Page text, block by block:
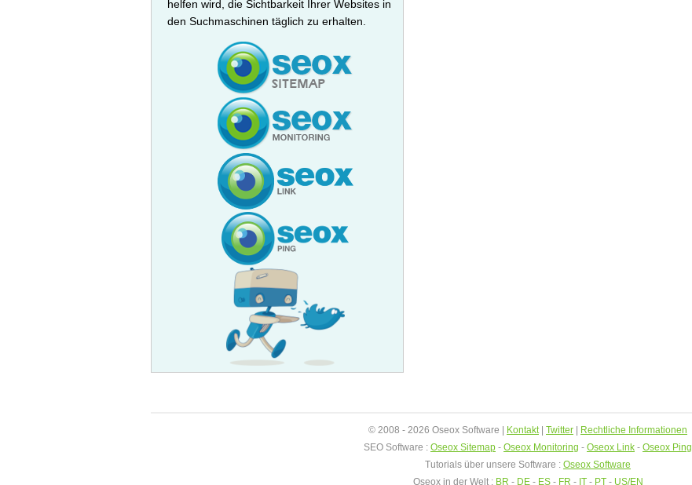
helfen wird, die Sichtbarkeit Ihrer Websites in
den Suchmaschinen täglich zu erhalten.
© 2008 - 2026 Oseox Software | Kontakt| Twitter
Rechtliche Informationen
SEO Software : Oseox Sitemap - Oseox Monitoring - Oseox Link - Oseox Ping
Tutorials über unsere Software : Oseox Software
Oseox in der Welt : BR - DE- ES- FR - IT- PT- US/EN